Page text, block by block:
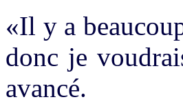
«Il y a
donc je
avancé.